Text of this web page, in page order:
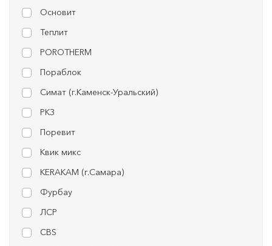
Основит
Теплит
POROTHERM
Пораблок
Симат (г.Каменск-Уральский)
РКЗ
Поревит
Квик микс
KERAKAM (г.Самара)
Фурбау
ЛСР
CBS